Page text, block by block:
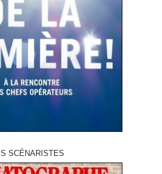
SCÉNARISTES